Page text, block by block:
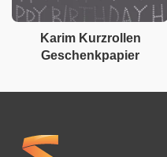
Karim Kurzrollen
Geschenkpapier